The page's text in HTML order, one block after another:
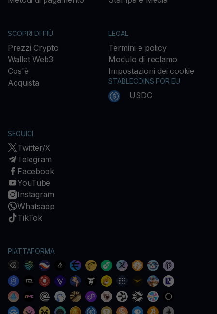
SCOPRI DI PIÙ
Prezzi Crypto
Wallet Web3
Cos'è
Acquista
LEGAL
Termini e policy
Modulo di reclamo
Impostazioni dei cookie
STABLECOINS FOR EU
USDC
SEGUICI
Twitter/X
Telegram
Facebook
YouTube
Instagram
Whatsapp
TikTok
PIATTAFORMA